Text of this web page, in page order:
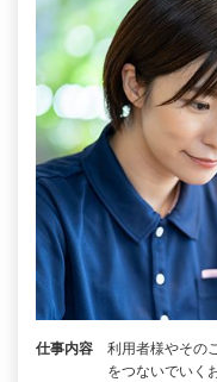
仕事内容
利用者様やその
をつないでいく